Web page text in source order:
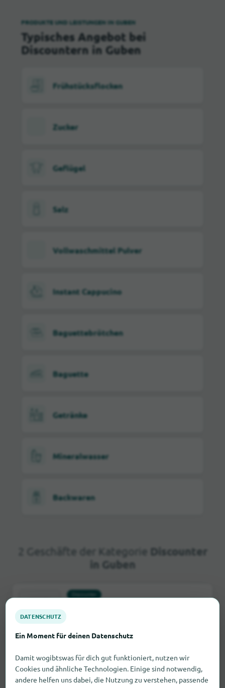
PRODUKTE UND LEISTUNGEN IN GUBEN
Typisches Angebot bei
Discountern in Guben
Frühstücksflocken
Zucker
Geflügel
Salz
Vollwaschmittel Pulver
Instant Cappucino
Baguettebrötchen
Baguette
Getränke
Mineralwasser
Backwaren
2 Geschäfte der Kategorie Discounter
in Guben
Discounter
DATENSCHUTZ
Ein Moment für deinen Datenschutz
Damit wogibtswas für dich gut funktioniert, nutzen wir
Cookies und ähnliche Technologien. Einige sind notwendig,
andere helfen uns dabei, die Nutzung zu verstehen, passende